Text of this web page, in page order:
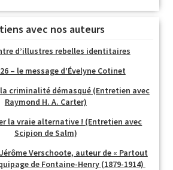
avec nos auteurs
d’illustres rebelles identitaires
– le message d’Évelyne Cotinet
criminalité démasqué (Entretien avec
Raymond H. A. Carter)
la vraie alternative ! (Entretien avec
Scipion de Salm)
Verschoote, auteur de « Partout
de Fontaine-Henry (1879-1914)